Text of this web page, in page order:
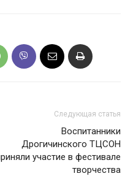
Следующая статья
Воспитанники
Дрогичинского ТЦСОН
участие в фестивале
творчества